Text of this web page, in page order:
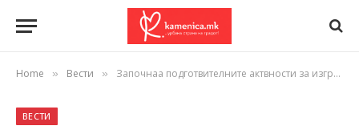
Home » Вести » Започнаа подготвителните актвности за изградба на улица Ковачевска во Македонска Каменица
ВЕСТИ